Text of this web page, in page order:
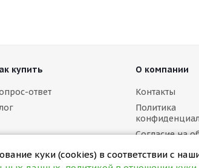
куки (cookies) в соответствии с
купить
ответ
О компании
Контакты
Политика
Согласие на
Политика в